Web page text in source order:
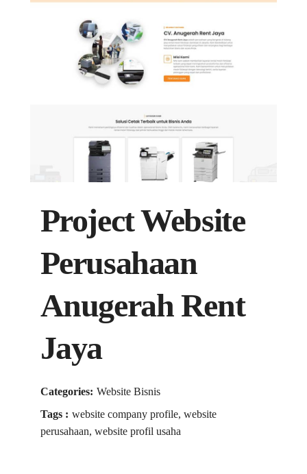
Project Website
Perusahaan
Anugerah Rent
Jaya
Categories: Website Bisnis
Tags : website company profile, website
perusahaan, website profil usaha